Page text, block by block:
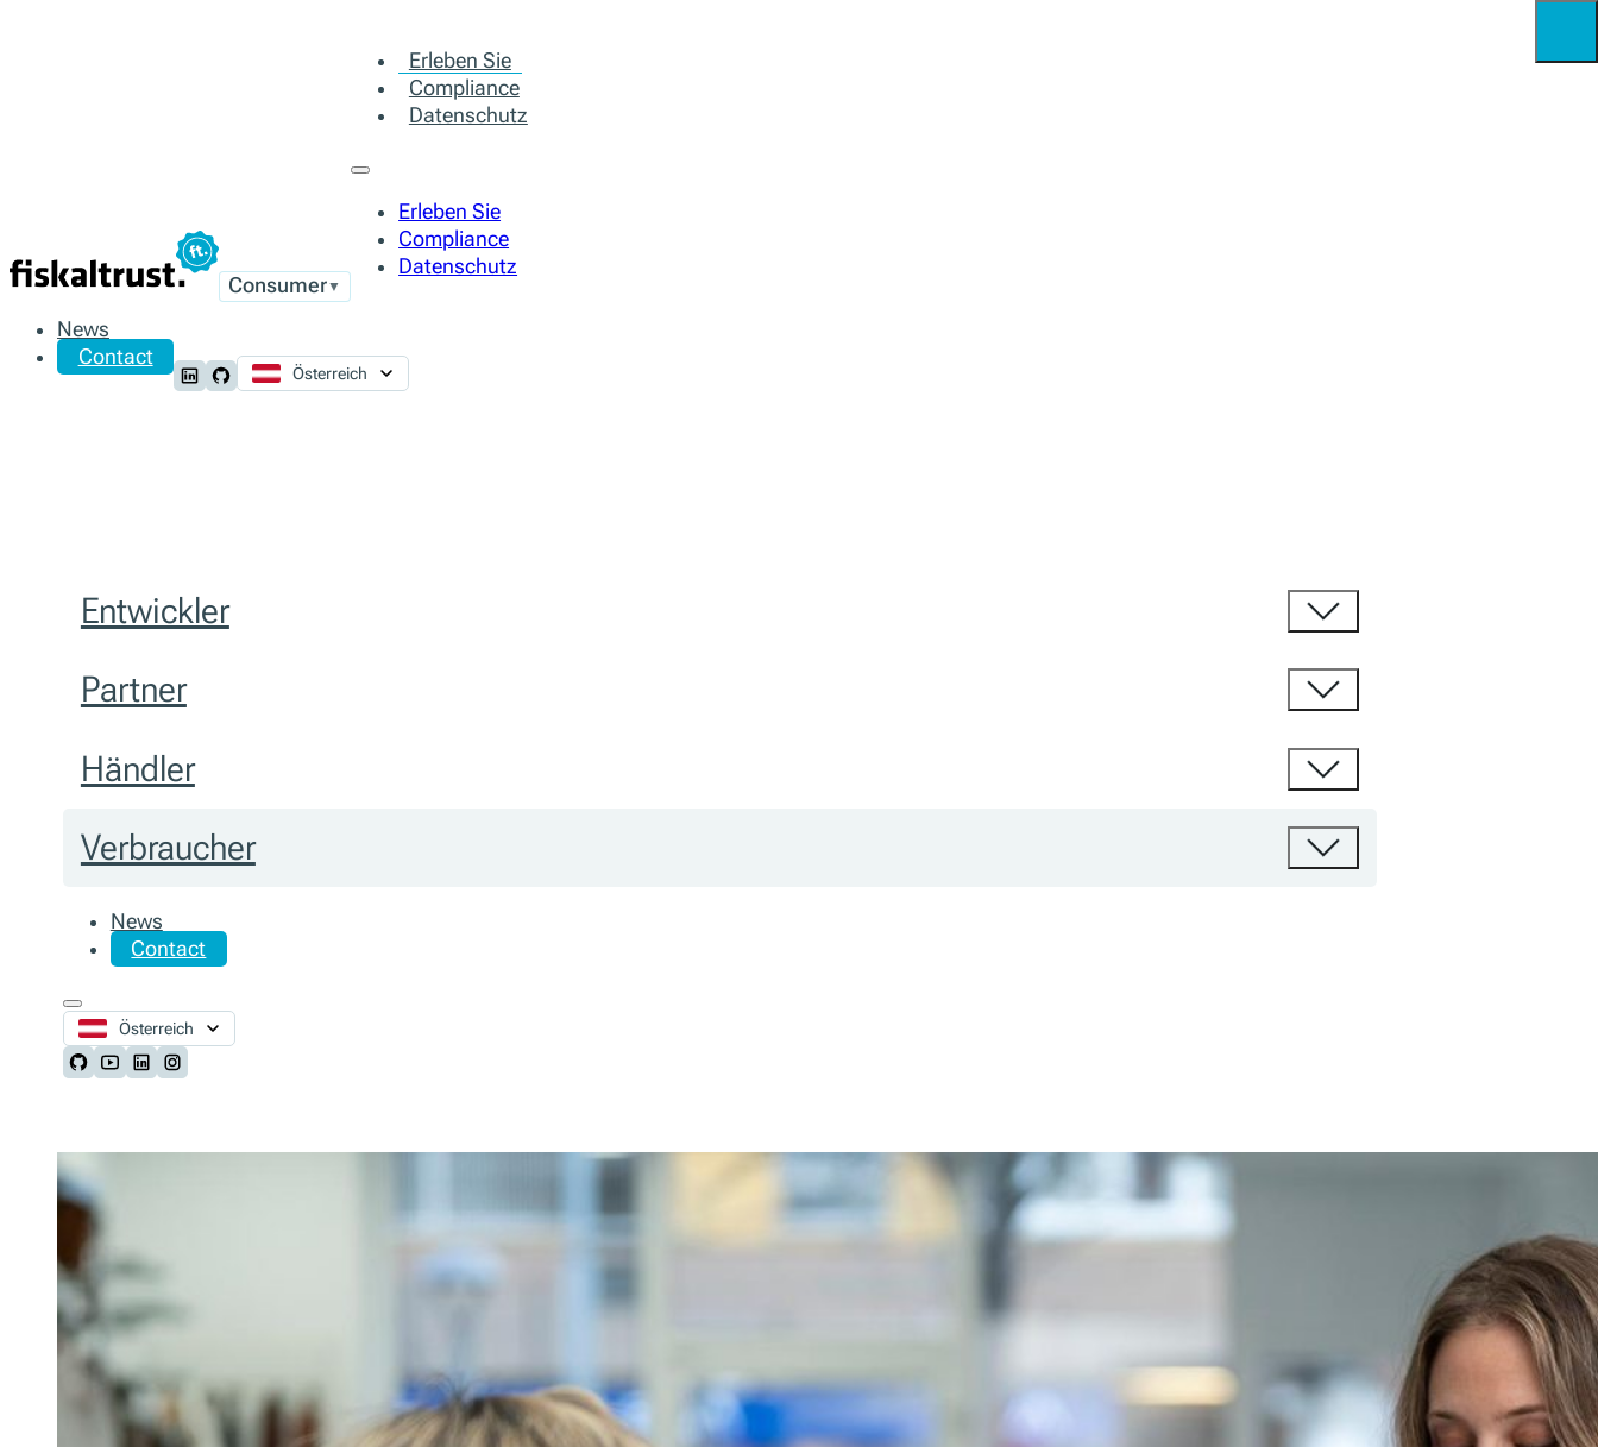
Consumer▼
Erleben Sie
Compliance
Datenschutz
Erleben Sie
Compliance
Datenschutz
News
Contact
Follow us on LinkedIn
Follow us on Github
Österreich
Entwickler
Partner
Händler
Verbraucher
News
Contact
Österreich
Follow us on Github
Follow us on Youtube
Follow us on LinkedIn
Follow us on Instagram